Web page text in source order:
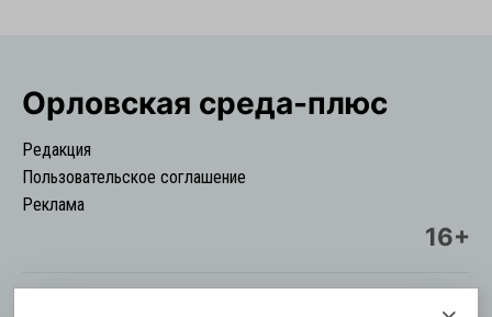
Орловская cреда-плюс
Редакция
Пользовательское соглашение
Реклама
16+